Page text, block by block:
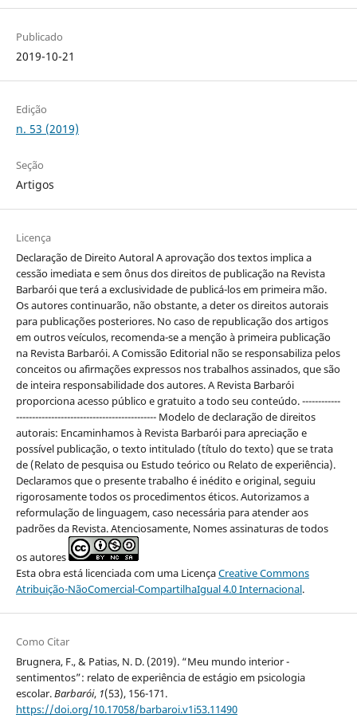
Publicado
2019-10-21
Edição
n. 53 (2019)
Seção
Artigos
Licença
Declaração de Direito Autoral A aprovação dos textos implica a
cessão imediata e sem ônus dos direitos de publicação na Revista
Barbarói que terá a exclusividade de publicá-los em primeira mão.
Os autores continuarão, não obstante, a deter os direitos autorais
para publicações posteriores. No caso de republicação dos artigos
em outros veículos, recomenda-se a menção à primeira publicação
na Revista Barbarói. A Comissão Editorial não se responsabiliza pelos
conceitos ou afirmações expressos nos trabalhos assinados, que são
de inteira responsabilidade dos autores. A Revista Barbarói
proporciona acesso público e gratuito a todo seu conteúdo. ------------
-------------------------------------------- Modelo de declaração de direitos
autorais: Encaminhamos à Revista Barbarói para apreciação e
possível publicação, o texto intitulado (título do texto) que se trata
de (Relato de pesquisa ou Estudo teórico ou Relato de experiência).
Declaramos que o presente trabalho é inédito e original, seguiu
rigorosamente todos os procedimentos éticos. Autorizamos a
reformulação de linguagem, caso necessária para atender aos
padrões da Revista. Atenciosamente, Nomes assinaturas de todos
os autores
Esta obra está licenciada com uma LicençaCreative Commons
Atribuição-NãoComercial-CompartilhaIgual 4.0 Internacional.
Como Citar
Brugnera, F., & Patias, N. D. (2019). “Meu mundo interior -
sentimentos”: relato de experiência de estágio em psicologia
escolar.Barbarói, 1(53), 156-171.
https://doi.org/10.17058/barbaroi.v1i53.11490